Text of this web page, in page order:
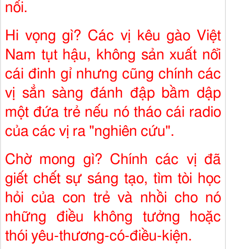
nối.
Hi vọng gì? Các vị kêu gào Việt
Nam tụt hậu, không sản xuất nổi
cái đinh gỉ nhưng cũng chính các
vị sẳn sàng đánh đập bầm dập
một đứa trẻ nếu nó tháo cái radio
của các vị ra "nghiên cứu".
Chờ mong gì? Chính các vị đã
giết chết sự sáng tạo, tìm tòi học
hỏi của con trẻ và nhồi cho nó
những điều không tưởng hoặc
thói yêu-thương-có-điều-kiện.